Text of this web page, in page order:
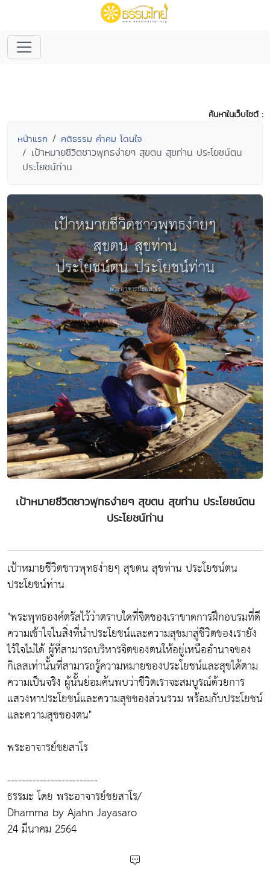
ค้นหาในเว็บไซต์ :
หน้าแรก คติธรรม คำคม โดนใจ
เป้าหมายชีวิตชาวพุทธง่ายๆ สุขตน สุขท่าน ประโยชน์ตน
ประโยชน์ท่าน
เป้าหมายชีวิตชาวพุทธง่ายๆ สุขตน สุขท่าน ประโยชน์ตน
ประโยชน์ท่าน
เป้าหมายชีวิตชาวพุทธง่ายๆ สุขตน สุขท่าน ประโยชน์ตน
ประโยชน์ท่าน
"พระพุทธองค์ตรัสไว้ว่าตราบใดที่จิตของเราขาดการฝึกอบรมที่ดี
ความเข้าใจในสิ่งที่นำประโยชน์และความสุขมาสู่ชีวิตของเรายัง
ไว้ใจไม่ได้ ผู้ที่สามารถบริหารจิตของตนให้อยู่เหนืออำนาจของ
กิเลสเท่านั้นที่สามารถรู้ความหมายของประโยชน์และสุขได้ตาม
ความเป็นจริง ผู้นั้นย่อมค้นพบว่าชีวิตเราจะสมบูรณ์ด้วยการ
แสวงหาประโยชน์และความสุขของส่วนรวม พร้อมกับประโยชน์
และความสุขของตน"
พระอาจารย์ชยสาโร
-------------------------
ธรรมะ โดย พระอาจารย์ชยสาโร/
Dhamma by Ajahn Jayasaro
24 มีนาคม 2564